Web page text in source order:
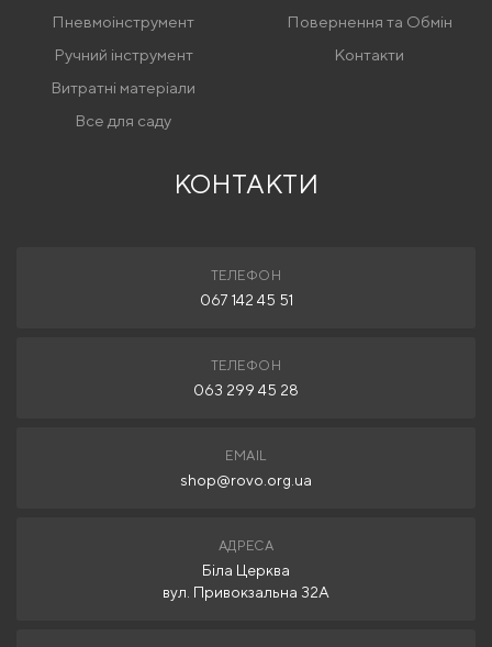
Пневмоінструмент
Ручний інструмент
Витратні матеріали
Все для саду
Повернення та Обмін
Контакти
КОНТАКТИ
ТЕЛЕФОН
067 142 45 51
ТЕЛЕФОН
063 299 45 28
EMAIL
shop@rovo.org.ua
АДРЕСА
Біла Церква
вул. Привокзальна 32А